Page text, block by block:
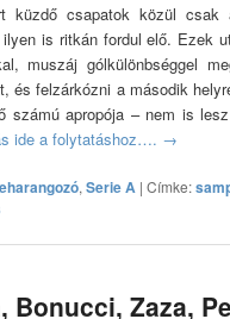
küzdő csapatok közül csak
is ritkán fordul elő. Ezek
muszáj gólkülönbséggel
és felzárkózni a második
számú apropója – nem is
ide a folytatáshoz…. →
,Serie A |Címke:
Bonucci, Zaza,